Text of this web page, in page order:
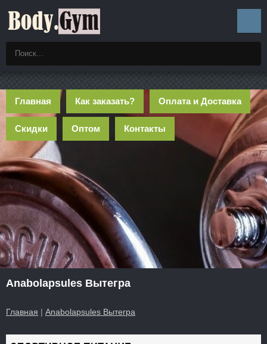
Главная Как заказать? Оплата и Доставка
Скидки Оптом Контакты
Anabolapsules Вытегра
Главная | Anabolapsules Вытегра